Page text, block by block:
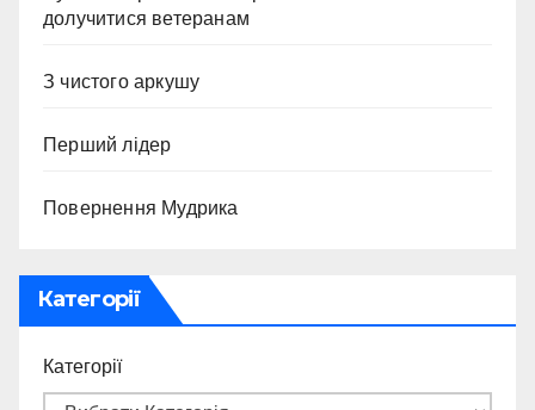
долучитися ветеранам
З чистого аркушу
Перший лідер
Повернення Мудрика
Категорії
Категорії